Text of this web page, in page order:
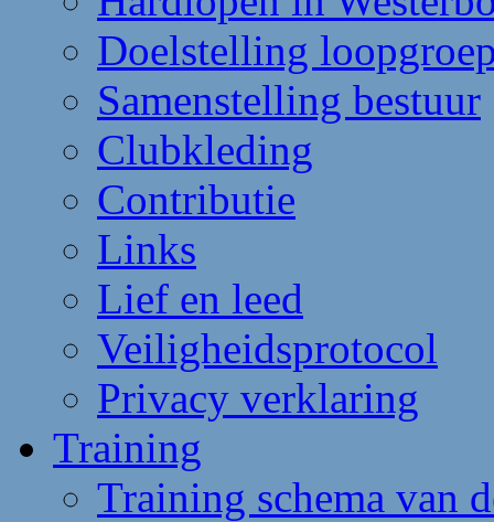
Doelstelling
Samenstelling bestuur
Clubkleding
Contributie
Links
Lief en leed
Veiligheidsprotocol
Privacy verklaring
Training
Training schema van